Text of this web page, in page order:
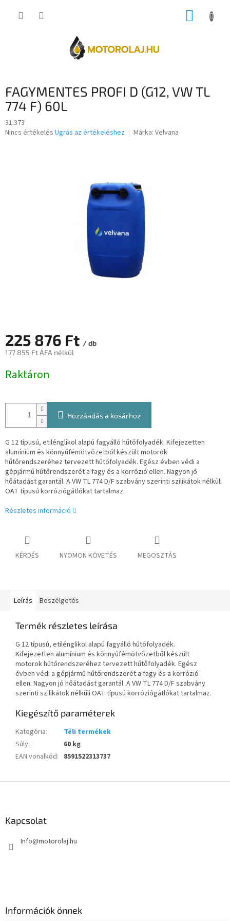
KOSÁR
FAGYMENTES PROFI D (G12, VW TL
774 F) 60L
31.373
A
Nincs értékelés Ugrás az értékeléshez Márka: Velvana
225 876 Ft / db
177 855 Ft ÁFA nélkül
Raktáron
Hozzáadás a kosárhoz
G 12 típusú, etilénglikol alapú fagyálló hűtőfolyadék. Kifejezetten
alumínium és könnyűfémötvözetből készült motorok
hűtőrendszeréhez tervezett hűtőfolyadék. Egész évben védi a
gépjármű hűtőrendszerét a fagy és a korrózió ellen. Nagyon jó
hőátadást garantál. A VW TL 774 D/F szabvány szerinti szilikátok nélküli
OAT típusú korróziógátlókat tartalmaz.
Részletes információ
KÉRDÉS NYOMON KÖVETÉS MEGOSZTÁS
Leírás Beszélgetés
Termék részletes leírása
G 12 típusú, etilénglikol alapú fagyálló hűtőfolyadék.
Kifejezetten alumínium és könnyűfémötvözetből készült
motorok hűtőrendszeréhez tervezett hűtőfolyadék. Egész
évben védi a gépjármű hűtőrendszerét a fagy és a korrózió
ellen. Nagyon jó hőátadást garantál. A VW TL 774 D/F szabvány
szerinti szilikátok nélküli OAT típusú korróziógátlókat tartalmaz.
Kiegészítő paraméterek
Kategória:
Téli termékek
Súly:
60 kg
EAN vonalkód: 8591522313737
Kapcsolat
Info@motorolaj.hu
Információk önnek